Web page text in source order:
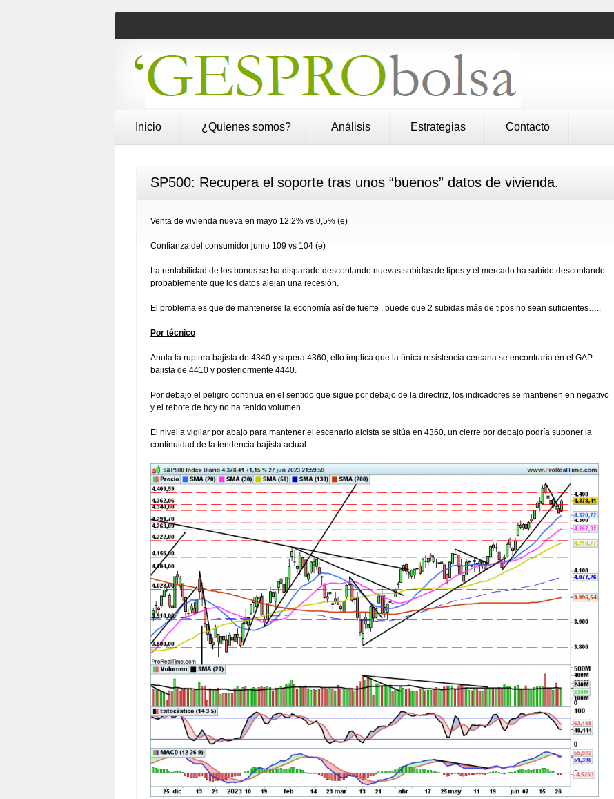
Inicio ¿Quienes somos? Análisis Estrategias Contacto
SP500: Recupera el soporte tras unos “buenos” datos de vivienda.
Venta de vivienda nueva en mayo 12,2% vs 0,5% (e)
Confianza del consumidor junio 109 vs 104 (e)
La rentabilidad de los bonos se ha disparado descontando nuevas subidas de tipos y el mercado ha subido descontando
probablemente que los datos alejan una recesión.
El problema es que de mantenerse la economía así de fuerte , puede que 2 subidas más de tipos no sean suficientes…..
Por técnico
Anula la ruptura bajista de 4340 y supera 4360, ello implica que la única resistencia cercana se encontraría en el GAP
bajista de 4410 y posteriormente 4440.
Por debajo el peligro continua en el sentido que sigue por debajo de la directriz, los indicadores se mantienen en negativo
y el rebote de hoy no ha tenido volumen.
El nivel a vigilar por abajo para mantener el escenario alcista se sitúa en 4360, un cierre por debajo podría suponer la
continuidad de la tendencia bajista actual.